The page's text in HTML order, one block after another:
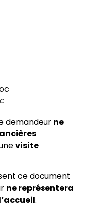
demandeur ne
visite
ce document
ne représentera
.